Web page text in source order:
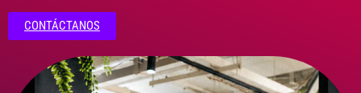
CONTÁCTANOS